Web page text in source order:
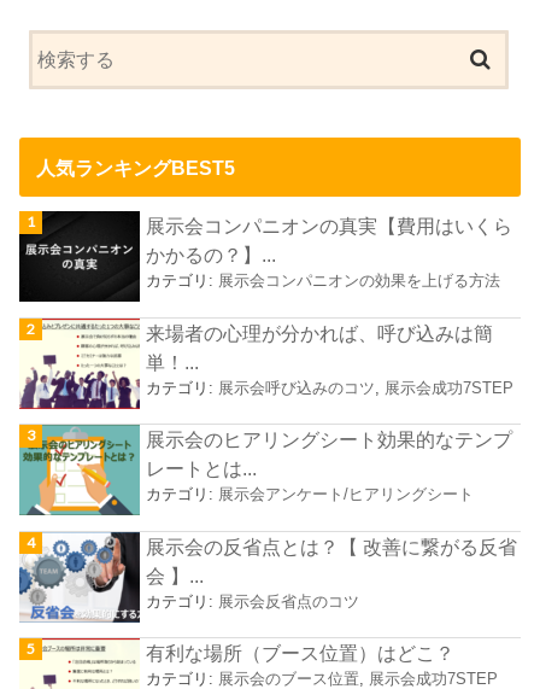
人気ランキングBEST5
展示会コンパニオンの真実【費用はいくら
かかるの？】...
カテゴリ: 展示会コンパニオンの効果を上げる方法
来場者の心理が分かれば、呼び込みは簡
単！...
カテゴリ: 展示会呼び込みのコツ 展示会成功7STEP
展示会のヒアリングシート効果的なテンプ
レートとは...
カテゴリ: 展示会アンケート/ヒアリングシート
展示会の反省点とは？【 改善に繋がる反省
会 】...
カテゴリ: 展示会反省点のコツ
有利な場所（ブース位置）はどこ？
カテゴリ: 展示会のブース位置 展示会成功7STEP